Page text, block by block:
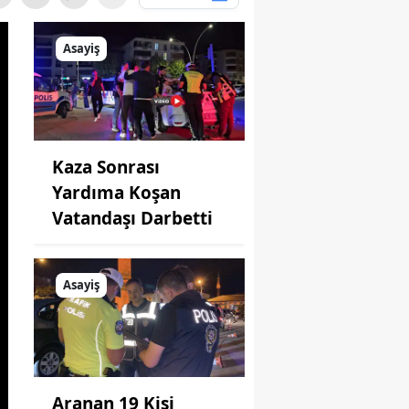
Asayiş
Kaza Sonrası
Yardıma Koşan
Vatandaşı Darbetti
Asayiş
Aranan 19 Kişi